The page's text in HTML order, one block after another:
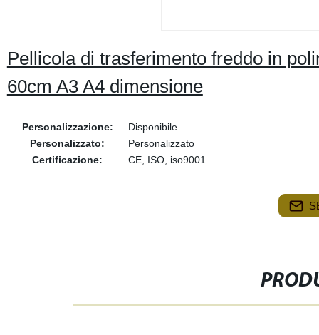
Pellicola di trasferimento freddo in
60cm A3 A4 dimensione
Personalizzazione:
Disponibile
Personalizzato:
Personalizzato
Certificazione:
CE, ISO, iso9001